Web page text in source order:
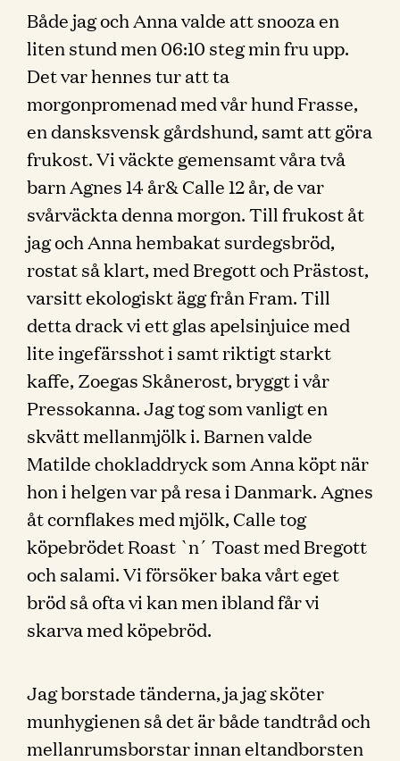
Både jag och Anna valde att snooza en
liten stund men 06:10 steg min fru upp.
Det var hennes tur att ta
morgonpromenad med vår hund Frasse,
en dansksvensk gårdshund, samt att göra
frukost. Vi väckte gemensamt våra två
barn Agnes 14 år& Calle 12 år, de var
svårväckta denna morgon. Till frukost åt
jag och Anna hembakat surdegsbröd,
rostat så klart, med Bregott och Prästost,
varsitt ekologiskt ägg från Fram. Till
detta drack vi ett glas apelsinjuice med
lite ingefärsshot i samt riktigt starkt
kaffe, Zoegas Skånerost, bryggt i vår
Pressokanna. Jag tog som vanligt en
skvätt mellanmjölk i. Barnen valde
Matilde chokladdryck som Anna köpt när
hon i helgen var på resa i Danmark. Agnes
åt cornflakes med mjölk, Calle tog
köpebrödet Roast `n´ Toast med Bregott
och salami. Vi försöker baka vårt eget
bröd så ofta vi kan men ibland får vi
skarva med köpebröd.
Jag borstade tänderna, ja jag sköter
munhygienen så det är både tandtråd och
mellanrumsborstar innan eltandborsten